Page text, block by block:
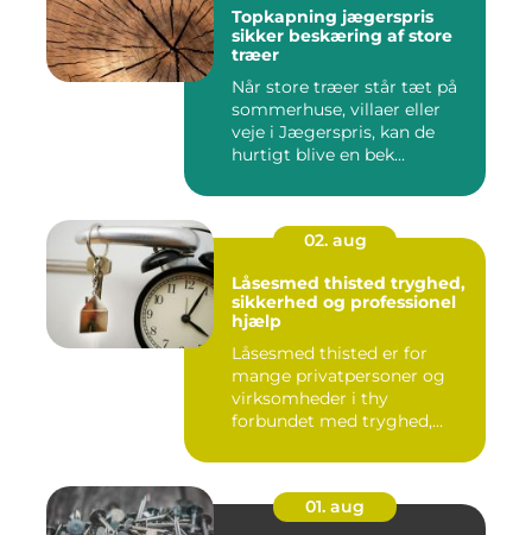
Topkapning jægerspris
sikker beskæring af store
træer
Når store træer står tæt på
sommerhuse, villaer eller
veje i Jægerspris, kan de
hurtigt blive en bek...
02. aug
Låsesmed thisted tryghed,
sikkerhed og professionel
hjælp
Låsesmed thisted er for
mange privatpersoner og
virksomheder i thy
forbundet med tryghed,
01. aug